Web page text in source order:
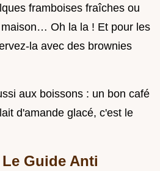
framboises fraîches ou
Oh la la ! Et pour les
la avec des brownies
aux boissons : un bon café
d'amande glacé, c'est le
Guide Anti